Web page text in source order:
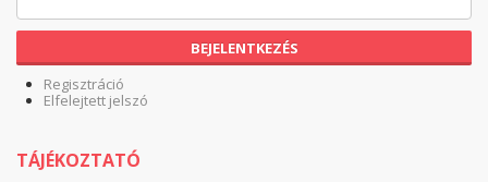
BEJELENTKEZÉS
Regisztráció
Elfelejtett jelszó
TÁJÉKOZTATÓ